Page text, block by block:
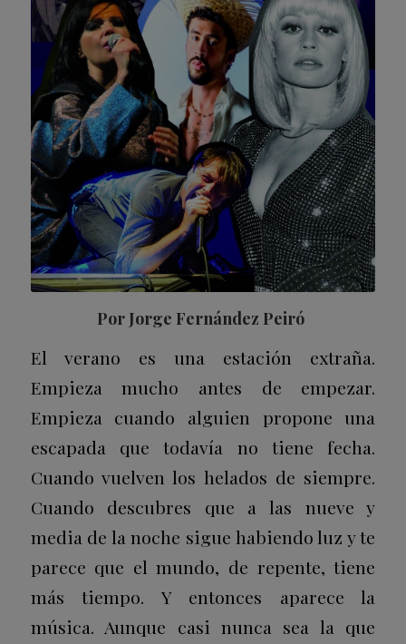
Por Jorge Fernández Peiró
El verano es una estación extraña.
Empieza mucho antes de empezar.
Empieza cuando alguien propone una
escapada que todavía no tiene fecha.
Cuando vuelven los helados de siempre.
Cuando descubres que a las nueve y
media de la noche sigue habiendo luz y te
parece que el mundo, de repente, tiene
más tiempo. Y entonces aparece la
música. Aunque casi nunca sea la que